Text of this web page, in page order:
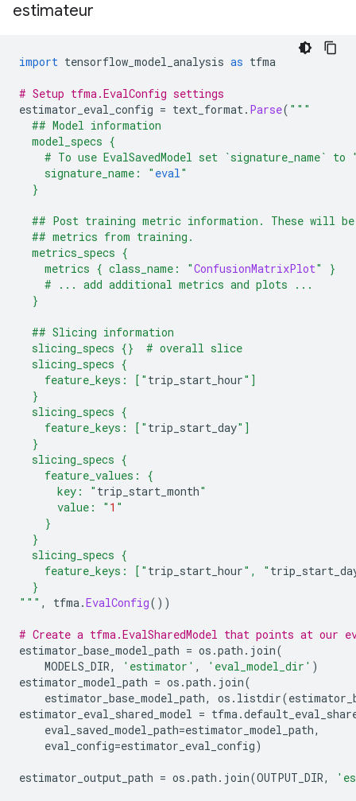
estimateur
import tensorflow_model_analysis as tfma
# Setup tfma.EvalConfig settings
estimator_eval_config = text_format. Parse( """
## Model information
model_specs {
# To use EvalSavedModel set `signature_name` to
signature_name: " eval"
}
## Post training metric information. These will
## metrics from training.
metrics_specs {
metrics { class_name: "ConfusionMatrixPlot" }
# ... add additional metrics and plots ...
}
## Slicing information
slicing_specs {}  # overall slice
slicing_specs {
feature_keys: [" trip_start_hour"]
}
slicing_specs {
feature_keys: [" trip_start_day"]
}
slicing_specs {
feature_values: {
key: " trip_start_month"
value: " 1 "
}
}
slicing_specs {
feature_keys: [" trip_start_hour", "
}
""" , tfma.EvalConfig())
# Create a tfma.EvalSharedModel that points at our
estimator_base_model_path = os .path . join(
MODELS_DIR, 'estimator' , 'eval_model_dir' )
estimator_model_path = os .path . join(
estimator_base_model_path, os . listdir(
estimator_eval_shared_model = tfma.
eval_saved_model_path=estimator_model_path,
eval_config=estimator_eval_config)
estimator_output_path = os .path . join(OUTPUT_DIR,